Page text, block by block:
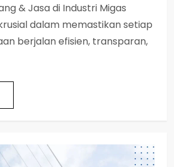
& Jasa di Industri Migas
dalam memastikan setiap
berjalan efisien, transparan,